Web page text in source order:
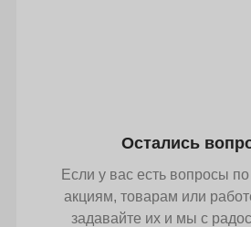
Остались
Если у вас есть вопросы
акциям, товарам или
задавайте их и мы с